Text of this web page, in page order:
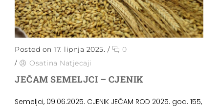
Posted on 17. lipnja 2025. /
0
/
Osatina Natjecaji
JEČAM SEMELJCI – CJENIK
Semeljci, 09.06.2025. CJENIK JEČAM ROD 2025. god. 155,